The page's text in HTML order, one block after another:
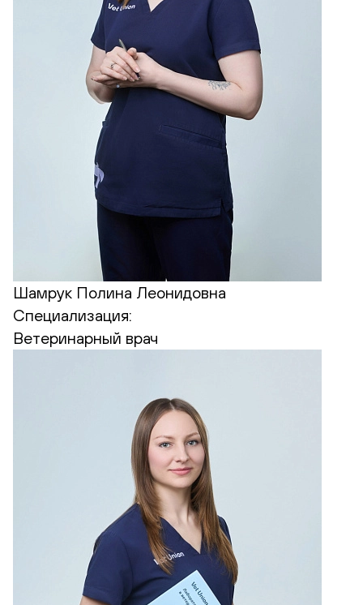
Шамрук Полина Леонидовна
Специализация:
Ветеринарный врач